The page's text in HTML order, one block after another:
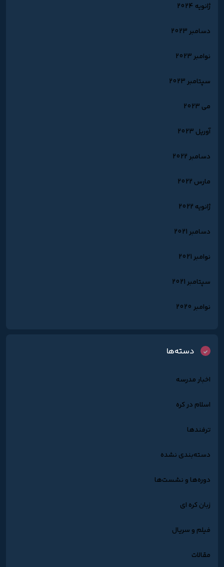
ژانویه 2024
دسامبر 2023
نوامبر 2023
سپتامبر 2023
می 2023
آوریل 2023
دسامبر 2022
مارس 2022
ژانویه 2022
دسامبر 2021
نوامبر 2021
سپتامبر 2021
نوامبر 2020
دسته‌ها
اخبار مدرسه
اسلام در کره
ترفندها
دسته‌بندی نشده
دوره‌ها و نشست‌ها
زبان کره ای
فیلم و سریال
مقالات